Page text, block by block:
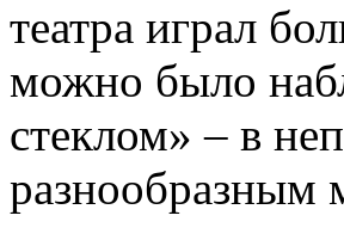
театра играл
можно было
стеклом» – в
разнообразным